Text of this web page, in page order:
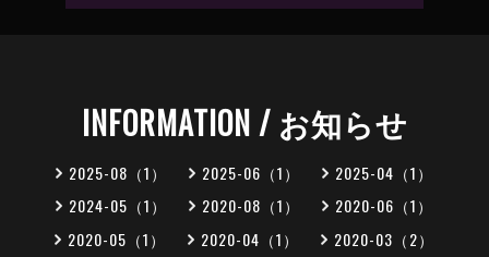
INFORMATION / お知らせ
2025-08（1） 2025-06（1）
2025-04（1）
2024-05（1）
2020-08（1）
2020-06（1）
2020-05（1）
2020-04（1）
2020-03（2）